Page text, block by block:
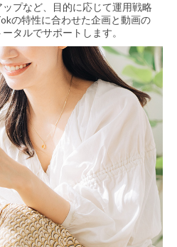
プなど、目的に応じて運用戦略
の特性に合わせた企画と動画の
タルでサポートします。